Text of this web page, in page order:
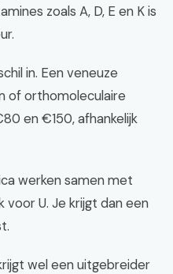
zoals A, D, E en K is
in. Een veneuze
of orthomoleculaire
en €150, afhankelijk
werken samen met
voor U. Je krijgt dan een
wel een uitgebreider